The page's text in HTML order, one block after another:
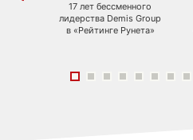
17 лет бессменного
лидерства Demis Group
в «Рейтинге Рунета»